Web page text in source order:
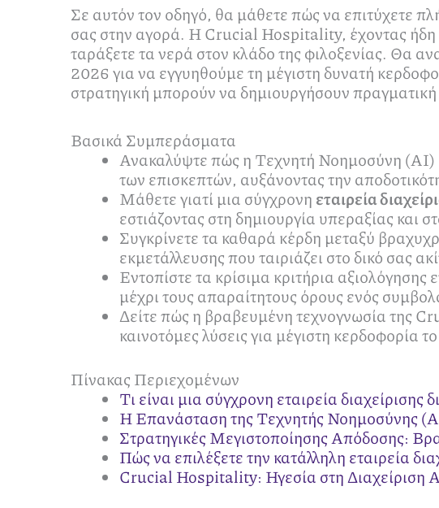
Σε αυτόν τον οδηγό, θα μάθετε πώς να επιτύχετε
σας στην αγορά. Η Crucial Hospitality, έχοντας ήδη
ταράξετε τα νερά στον κλάδο της φιλοξενίας. Θα
2026 για να εγγυηθούμε τη μέγιστη δυνατή
στρατηγική μπορούν να δημιουργήσουν
Βασικά Συμπεράσματα
Ανακαλύψτε πώς η Τεχνητή Νοημοσύνη (AI)
των επισκεπτών, αυξάνοντας την
Μάθετε γιατί μια σύγχρονη εταιρεία
εστιάζοντας στη δημιουργία υπεραξίας και
Συγκρίνετε τα καθαρά κέρδη μεταξύ
εκμετάλλευσης που ταιριάζει στο δικό σας
Εντοπίστε τα κρίσιμα κριτήρια
μέχρι τους απαραίτητους όρους ενός
Δείτε πώς η βραβευμένη τεχνογνωσία της
καινοτόμες λύσεις για μέγιστη κερδοφορία
Πίνακας Περιεχομένων
Τι είναι μια σύγχρονη εταιρεία
Η Επανάσταση της Τεχνητής Νοημοσύνης
Στρατηγικές Μεγιστοποίησης Απόδοσης:
Πώς να επιλέξετε την κατάλληλη εταιρεία
Crucial Hospitality: Ηγεσία στη Διαχείριση